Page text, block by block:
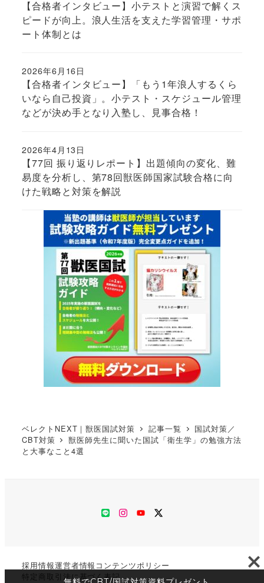
【合格者インタビュー】小テストと演習で解くス
ピードが向上。浪人生活を支えた学習管理・サポ
ート体制とは
【合格者インタビュー】「もう1年浪人するくら
いなら自己投資」。小テスト・スケジュール管理
などが決め手となり入塾し、見事合格！
投稿日
2026年6月16日
【77回 振り返りレポート】出題傾向の変化、難
易度を分析し、第78回獣医師国家試験合格に向
けた戦略と対策を解説
投稿日
2026年4月13日
ベレクトNEXT｜獣医国試対策 記事一覧
国試対策／
CBT対策
獣医師先生に聞いた国試「衛生学」の勉強方法
と大事なこと4選
LINEInstagram
YouTube
採用情報運営者情報 コンテンツポリシー
特定商取引法に基づく表記